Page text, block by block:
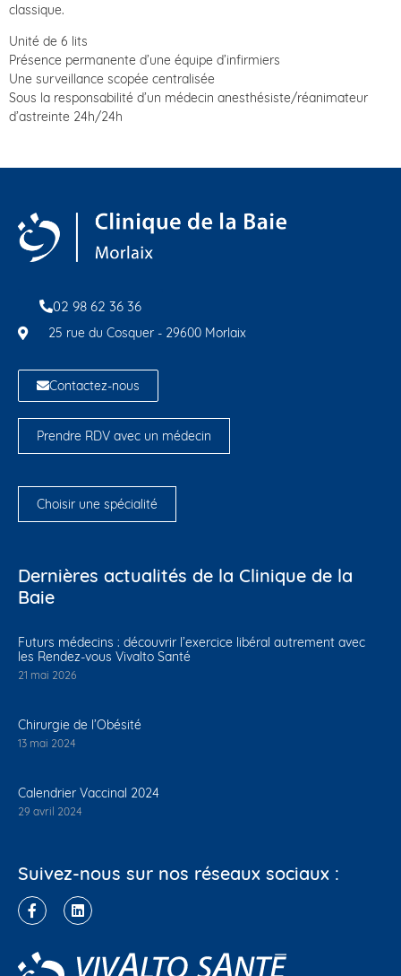
classique.
Unité de 6 lits
Présence permanente d’une équipe d’infirmiers
Une surveillance scopée centralisée
Sous la responsabilité d’un médecin anesthésiste/réanimateur
d’astreinte 24h/24h
02 98 62 36 36
25 rue du Cosquer - 29600 Morlaix
Contactez-nous
Prendre RDV avec un médecin
Choisir une spécialité
Dernières actualités de la Clinique de la
Baie
Futurs médecins : découvrir l’exercice libéral autrement avec
les Rendez-vous Vivalto Santé
21 mai 2026
Chirurgie de l’Obésité
13 mai 2024
Calendrier Vaccinal 2024
29 avril 2024
Suivez-nous sur nos réseaux sociaux :